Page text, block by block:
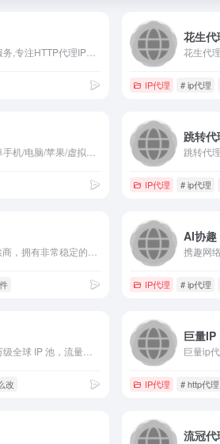
花生代
IP代理 # ip代理
跳转代
IP代理 # ip代理
AI协趣
IP代理 # ip代理
改
巨量IP
IP代理 # http代理
流冠代